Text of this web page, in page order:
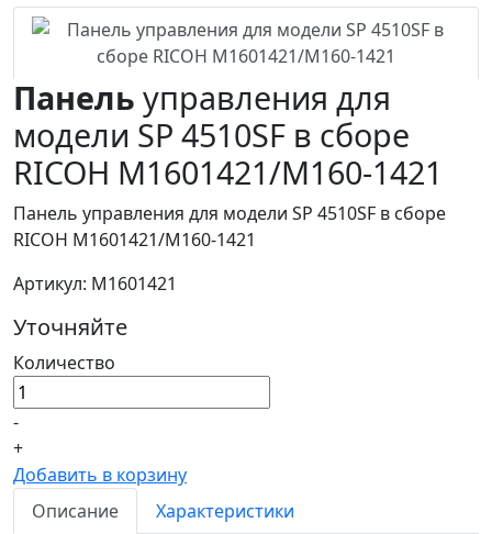
Панель управления для
модели SP 4510SF в сборе
RICOH M1601421/M160-1421
Панель управления для модели SP 4510SF в сборе
RICOH M1601421/M160-1421
Артикул: M1601421
Уточняйте
Количество
-
+
Добавить в корзину
Описание
Характеристики